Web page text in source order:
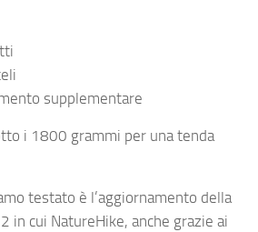
supplementare
i 1800 grammi per una tenda
testato è l’aggiornamento della
in cui NatureHike, anche grazie ai